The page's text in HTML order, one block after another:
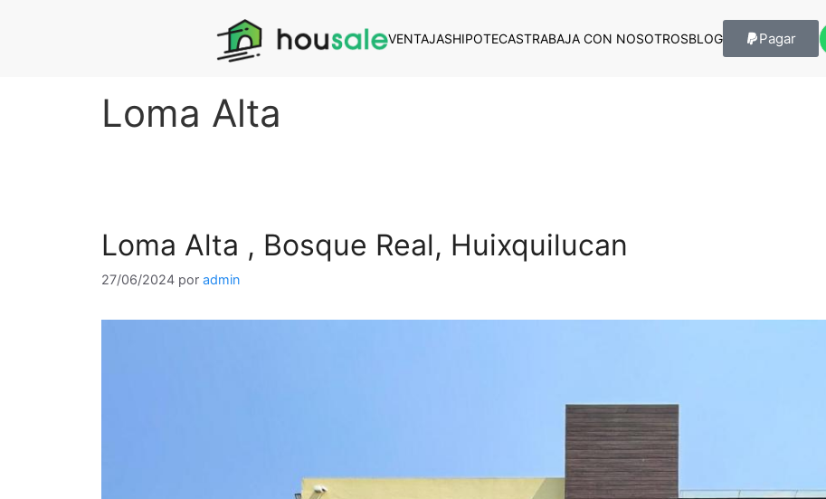
VENTAJASHIPOTECASTRABAJA CON NOSOTROSBLOG Pagar
Loma Alta
Loma Alta , Bosque Real, Huixquilucan
27/06/2024 por admin